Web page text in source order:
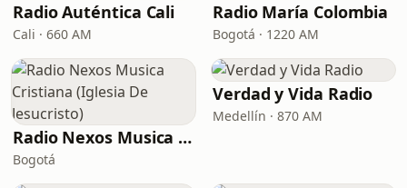
Radio Auténtica Cali
Cali · 660 AM
Radio María Colombia
Bogotá · 1220 AM
Radio Nexos Musica Cristiana (Iglesia De Jesucristo)
Bogotá
Verdad y Vida Radio
Medellín · 870 AM